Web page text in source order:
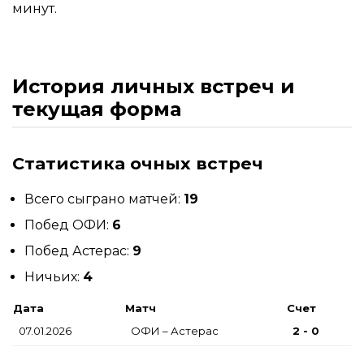
минут.
История личных встреч и
текущая форма
Статистика очных встреч
Всего сыграно матчей: 19
Побед ОФИ: 6
Побед Астерас: 9
Ничьих: 4
Дата Матч
Счет
07.01.2026
ОФИ – Астерас 2 - 0